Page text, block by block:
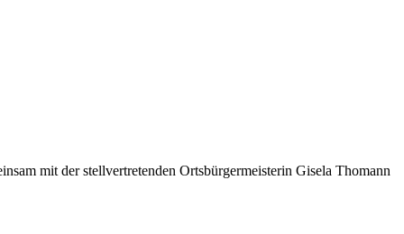
mit der stellvertretenden Ortsbürgermeisterin Gisela Thomann